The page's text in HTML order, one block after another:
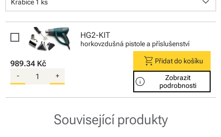
Krabice 1 ks
HG2-KIT
horkovzdušná pistole a příslušenství
989.34 Kč
- +
shopping_cart Přidat do košíku
info
Zobrazit
podrobnosti
Související produkty